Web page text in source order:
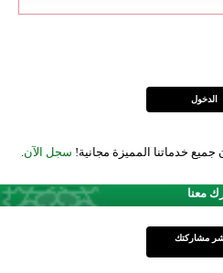
جميع خدماتنا المميزة مجانية! سجل الآن
معنا
مشاركتك